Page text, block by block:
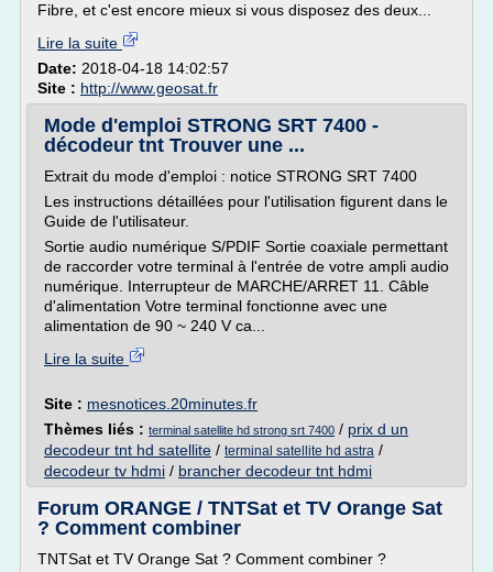
Fibre, et c'est encore mieux si vous disposez des deux...
Lire la suite
Date: 2018-04-18 14:02:57
Site : http://www.geosat.fr
Mode d'emploi STRONG SRT 7400 -
décodeur tnt Trouver une ...
Extrait du mode d'emploi : notice STRONG SRT 7400
Les instructions détaillées pour l'utilisation figurent dans le
Guide de l'utilisateur.
Sortie audio numérique S/PDIF Sortie coaxiale permettant
de raccorder votre terminal à l'entrée de votre ampli audio
numérique. Interrupteur de MARCHE/ARRET 11. Câble
d'alimentation Votre terminal fonctionne avec une
alimentation de 90 ~ 240 V ca...
Lire la suite
Site : mesnotices.20minutes.fr
Thèmes liés : terminal satellite hd strong srt 7400 / prix d un
decodeur tnt hd satellite / terminal satellite hd astra /
decodeur tv hdmi / brancher decodeur tnt hdmi
Forum ORANGE / TNTSat et TV Orange Sat
? Comment combiner
TNTSat et TV Orange Sat ? Comment combiner ?